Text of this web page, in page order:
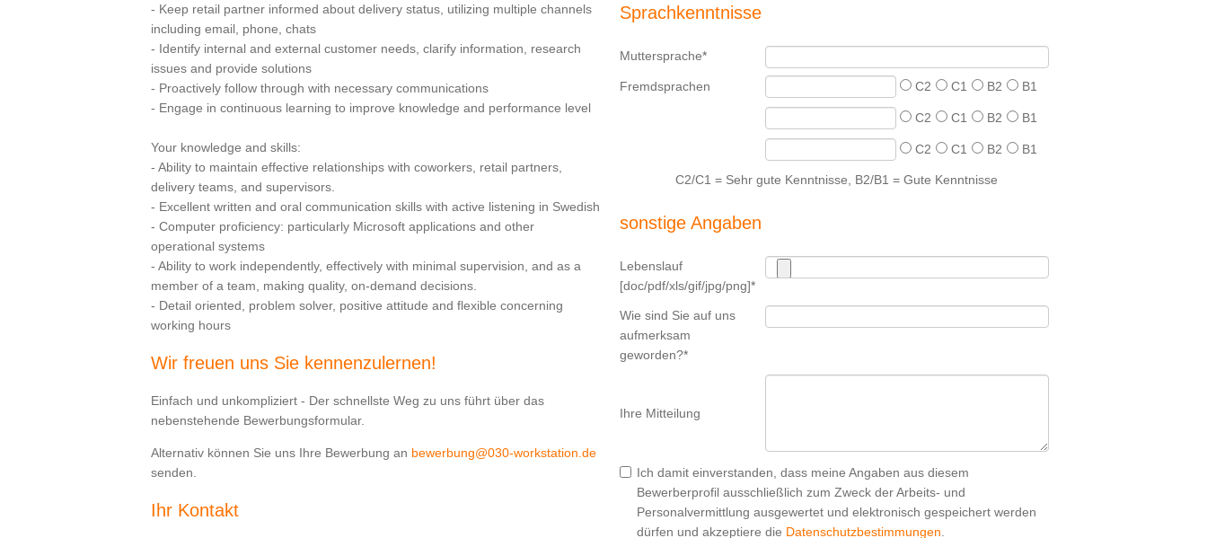
- Keep retail partner informed about delivery status, utilizing multiple channels
including email, phone, chats
- Identify internal and external customer needs, clarify information, research
issues and provide solutions
- Proactively follow through with necessary communications
- Engage in continuous learning to improve knowledge and performance level
Your knowledge and skills:
- Ability to maintain effective relationships with coworkers, retail partners,
delivery teams, and supervisors.
- Excellent written and oral communication skills with active listening in Swedish
- Computer proficiency: particularly Microsoft applications and other
operational systems
- Ability to work independently, effectively with minimal supervision, and as a
member of a team, making quality, on-demand decisions.
- Detail oriented, problem solver, positive attitude and flexible concerning
working hours
Wir freuen uns Sie kennenzulernen!
Einfach und unkompliziert - Der schnellste Weg zu uns führt über das
nebenstehende Bewerbungsformular.
Alternativ können Sie uns Ihre Bewerbung an bewerbung@030-workstation.de
senden.
Ihr Kontakt
Sprachkenntnisse
Muttersprache*
Fremdsprachen C2 C1 B2 B1
C2 C1 B2 B1
C2 C1 B2 B1
C2/C1 = Sehr gute Kenntnisse, B2/B1 = Gute Kenntnisse
sonstige Angaben
Lebenslauf
[doc/pdf/xls/gif/jpg/png]*
Wie sind Sie auf uns
aufmerksam
geworden?*
Ihre Mitteilung
Ich damit einverstanden, dass meine Angaben aus diesem
Bewerberprofil ausschließlich zum Zweck der Arbeits- und
Personalvermittlung ausgewertet und elektronisch gespeichert werden
dürfen und akzeptiere die Datenschutzbestimmungen